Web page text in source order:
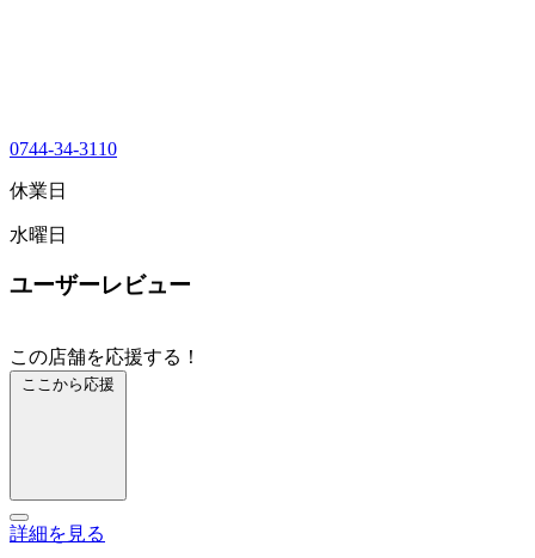
0744-34-3110
休業日
水曜日
ユーザーレビュー
この店舗を応援する！
ここから応援
詳細を見る